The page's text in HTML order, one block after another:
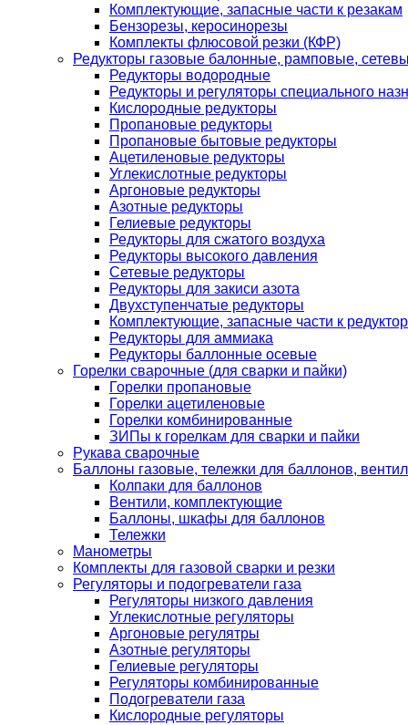
Комплектующие, запасные части к резакам
Бензорезы, керосинорезы
Комплекты флюсовой резки (КФР)
Редукторы газовые балонные, рамповые,
Редукторы водородные
Редукторы и регуляторы специального
Кислородные редукторы
Пропановые редукторы
Пропановые бытовые редукторы
Ацетиленовые редукторы
Углекислотные редукторы
Аргоновые редукторы
Азотные редукторы
Гелиевые редукторы
Редукторы для сжатого воздуха
Редукторы высокого давления
Сетевые редукторы
Редукторы для закиси азота
Двухступенчатые редукторы
Комплектующие, запасные части к
Редукторы для аммиака
Редукторы баллонные осевые
Горелки сварочные (для сварки и пайки)
Горелки пропановые
Горелки ацетиленовые
Горелки комбинированные
ЗИПы к горелкам для сварки и пайки
Рукава сварочные
Баллоны газовые, тележки для баллонов,
Колпаки для баллонов
Вентили, комплектующие
Баллоны, шкафы для баллонов
Тележки
Манометры
Комплекты для газовой сварки и резки
Регуляторы и подогреватели газа
Регуляторы низкого давления
Углекислотные регуляторы
Аргоновые регулятры
Азотные регуляторы
Гелиевые регуляторы
Регуляторы комбинированные
Подогреватели газа
Кислородные регуляторы